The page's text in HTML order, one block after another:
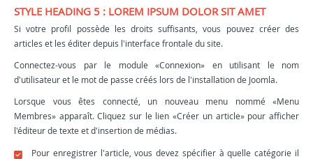
STYLE HEADING 5 : LOREM IPSUM DOLOR SIT AMET
Si votre profil possède les droits suffisants, vous pouvez créer des
articles et les éditer depuis l'interface frontale du site.
Connectez-vous par le module «Connexion» en utilisant le nom
d'utilisateur et le mot de passe créés lors de l'installation de Joomla.
Lorsque vous êtes connecté, un nouveau menu nommé «Menu
Membres» apparaît. Cliquez sur le lien «Créer un article» pour afficher
l'éditeur de texte et d'insertion de médias.
Pour enregistrer l'article, vous devez spécifier à quelle catégorie il